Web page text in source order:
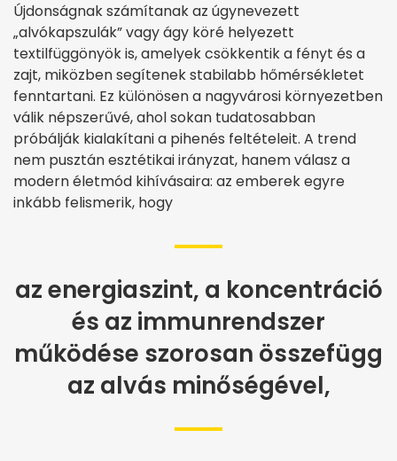
Újdonságnak számítanak az úgynevezett
„alvókapszulák” vagy ágy köré helyezett
textilfüggönyök is, amelyek csökkentik a fényt és a
zajt, miközben segítenek stabilabb hőmérsékletet
fenntartani. Ez különösen a nagyvárosi környezetben
válik népszerűvé, ahol sokan tudatosabban
próbálják kialakítani a pihenés feltételeit. A trend
nem pusztán esztétikai irányzat, hanem válasz a
modern életmód kihívásaira: az emberek egyre
inkább felismerik, hogy
az energiaszint, a koncentráció
és az immunrendszer
működése szorosan összefügg
az alvás minőségével,